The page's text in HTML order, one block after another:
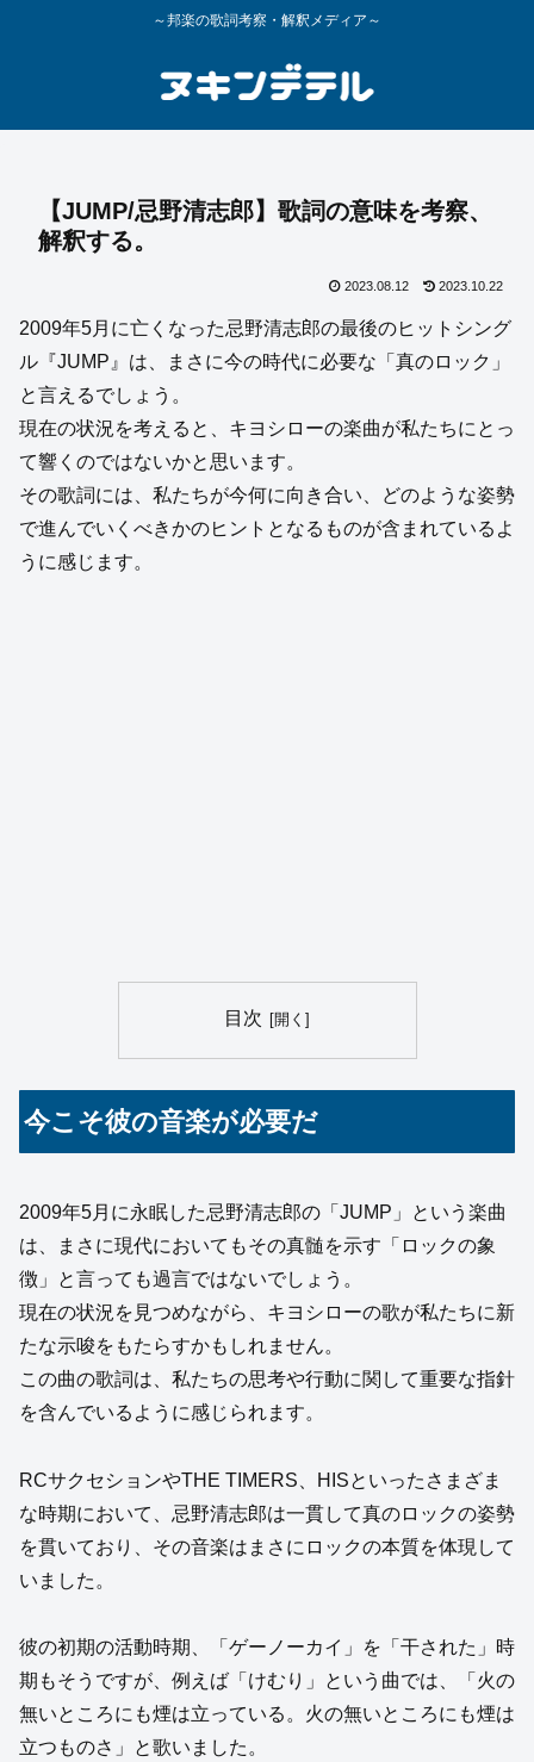
～邦楽の歌詞考察・解釈メディア～
【JUMP/忌野清志郎】歌詞の意味を考察、
解釈する。
2023.08.12 2023.10.22
2009年5月に亡くなった忌野清志郎の最後のヒットシング
ル『JUMP』は、まさに今の時代に必要な「真のロック」
と言えるでしょう。
現在の状況を考えると、キヨシローの楽曲が私たちにとっ
て響くのではないかと思います。
その歌詞には、私たちが今何に向き合い、どのような姿勢
で進んでいくべきかのヒントとなるものが含まれているよ
うに感じます。
目次
今こそ彼の音楽が必要だ
2009年5月に永眠した忌野清志郎の「JUMP」という楽曲
は、まさに現代においてもその真髄を示す「ロックの象
徴」と言っても過言ではないでしょう。
現在の状況を見つめながら、キヨシローの歌が私たちに新
たな示唆をもたらすかもしれません。
この曲の歌詞は、私たちの思考や行動に関して重要な指針
を含んでいるように感じられます。
RCサクセションやTHE TIMERS、HISといったさまざま
な時期において、忌野清志郎は一貫して真のロックの姿勢
を貫いており、その音楽はまさにロックの本質を体現して
いました。
彼の初期の活動時期、「ゲーノーカイ」を「干された」時
期もそうですが、例えば「けむり」という曲では、「火の
無いところにも煙は立っている。火の無いところにも煙は
立つものさ」と歌いました。